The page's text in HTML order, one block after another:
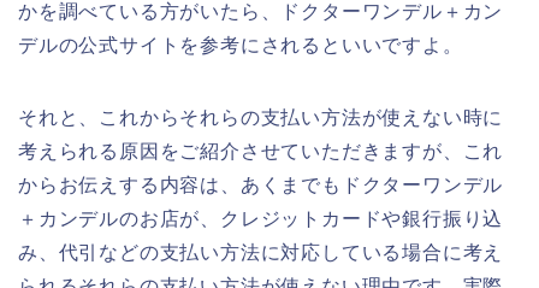
かを調べている方がいたら、ドクターワンデル＋カン
デルの公式サイトを参考にされるといいですよ。
それと、これからそれらの支払い方法が使えない時に
考えられる原因をご紹介させていただきますが、これ
からお伝えする内容は、あくまでもドクターワンデル
＋カンデルのお店が、クレジットカードや銀行振り込
み、代引などの支払い方法に対応している場合に考え